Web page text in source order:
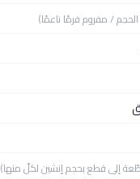
/ مفروم فرمًا ناعمًا)
إلى قطع بحجم إنشين لكلّ منها)